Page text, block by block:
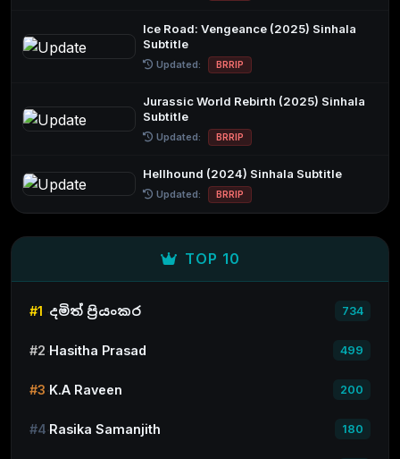
Ice Road: Vengeance (2025) Sinhala
Subtitle
Updated: BRRIP
Jurassic World Rebirth (2025) Sinhala
Subtitle
Updated: BRRIP
Hellhound (2024) Sinhala Subtitle
Updated: BRRIP
TOP 10
#1 දමිත් ප්‍රියංකර 734
#2 Hasitha Prasad 499
#3 K.A Raveen 200
#4 Rasika Samanjith 180